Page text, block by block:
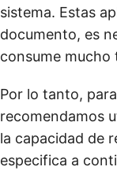
sistema. Estas
documento, es
consume mucho
Por lo tanto,
recomendamos
la capacidad de
especifica a